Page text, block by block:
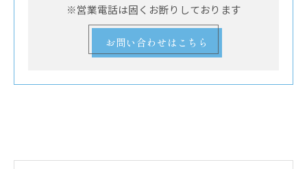
※営業電話は固くお断りしております
お問い合わせはこちら